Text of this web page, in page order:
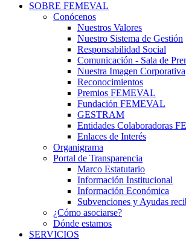
SOBRE FEMEVAL
Conócenos
Nuestros Valores
Nuestro Sistema de Gestión
Responsabilidad Social
Comunicación - Sala de
Nuestra Imagen Corporativa
Reconocimientos
Premios FEMEVAL
Fundación FEMEVAL
GESTRAM
Entidades Colaboradoras
Enlaces de Interés
Organigrama
Portal de Transparencia
Marco Estatutario
Información Institucional
Información Económica
Subvenciones y Ayudas
¿Cómo asociarse?
Dónde estamos
SERVICIOS